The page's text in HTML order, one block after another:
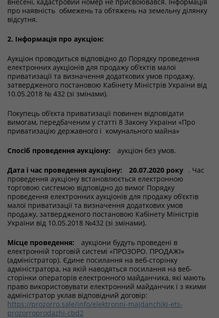
про наявність обмежень та обтяжень на земельну ділянку
відсутня.
2. Інформація про аукціон:
Аукціон проводиться відповідно до Порядку проведення
електронних аукціонів для продажу об’єктів малої
приватизації та визначення додаткових умов продажу,
затвердженого постановою Кабінету Міністрів України від
10.05.2018 № 432 (зі змінами).
Покупець об’єкта приватизації повинен відповідати
вимогам, передбаченим у статті 8 Закону України «Про
приватизацію державного і комунального майна»
Спосіб проведення аукціону: аукціон без умов.
Дата і час проведення аукціону: 20.07.2020 року . Час
проведення аукціону встановлюється електронною
торговою системою відповідно до вимог Порядку
проведення електронних аукціонів для продажу об’єктів
малої приватизації та визначення додаткових умов
продажу, затвердженого постановою Кабінету Міністрів
України від 10.05.2018 №432 (зі змінами).
Місце проведення:
аукціони будуть проведені в
електронній торговій системі «ПРОЗОРО. ПРОДАЖІ»
(адміністратор). Єдине посилання на веб-сторінку
адміністратора, на якій наводяться посилання на веб-
сторінки операторів електронного майданчика, які мають
право використовувати електронний майданчик і з якими
адміністратор уклав відповідний договір:
https://prozorro.sale/info/elektronni-majdanchiki-ets-
prozorroprodazhi-cbd2